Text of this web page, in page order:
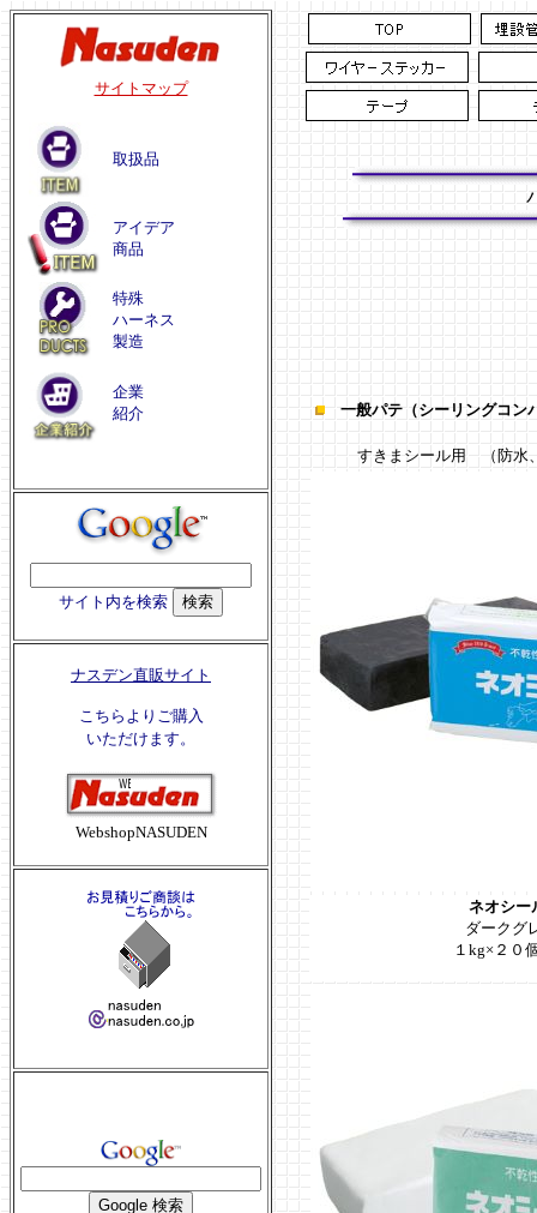
サイトマップ
取扱品
アイデア
商品
特殊
ハーネス
製造
企業
紹介
サイト内を検索
ナスデン直販サイト
こちらよりご購入
いただけます。
WebshopNASUDEN
一般パテ（シーリングコン
すきまシール用 （防水、
ネオシー
ダークグ
１kg×２０